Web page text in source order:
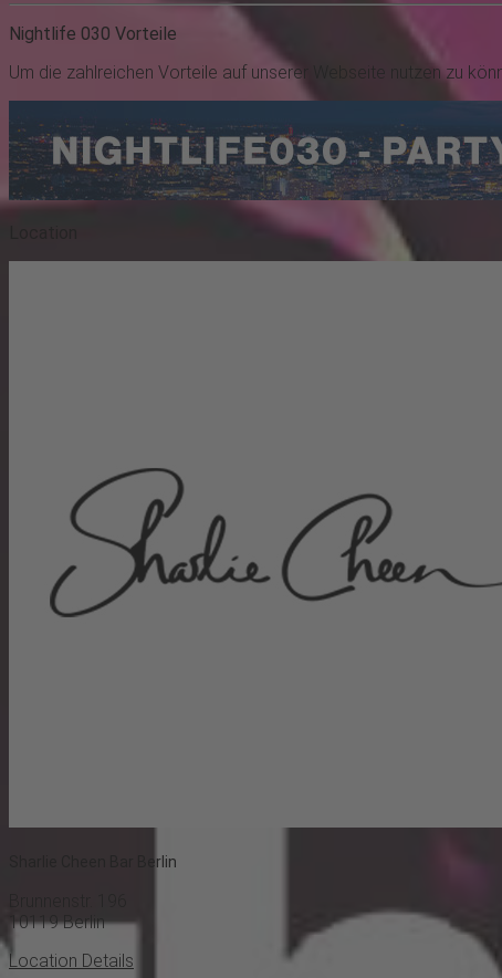
Nightlife 030 Vorteile
Um die zahlreichen Vorteile auf unserer Webseite nutzen zu
Sharlie Cheen Bar Berlin
10119 Berlin
Location Details